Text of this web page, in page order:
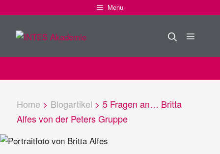
Inhalt
springen
Menu
Menü
Home > Blogartikel > 5 Fragen an… Britta
Alfes von der Peters Gruppe